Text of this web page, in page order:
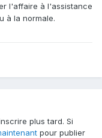
l'affaire à l'assistance
à la normale.
plus tard. Si
pour publier